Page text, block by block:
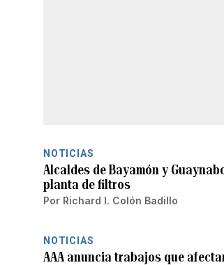
NOTICIAS
Alcaldes de Bayamón y
planta de filtros
Por Richard I. Colón Badillo
NOTICIAS
AAA anuncia trabajos que